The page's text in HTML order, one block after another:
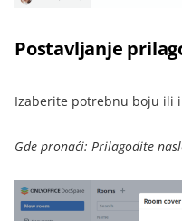
Postavljanje
Izaberite potrebnu boju ili
Gde pronaći: Prilagodite